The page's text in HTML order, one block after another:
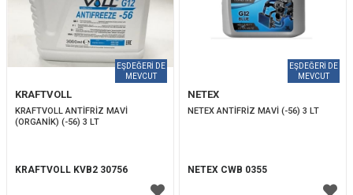
KRAFTVOLL
KRAFTVOLL ANTİFRİZ MAVİ
(ORGANİK) (-56) 3 LT
KRAFTVOLL KVB2 30756
NETEX
NETEX ANTİFRİZ MAVİ (-56) 3 LT
NETEX CWB 0355